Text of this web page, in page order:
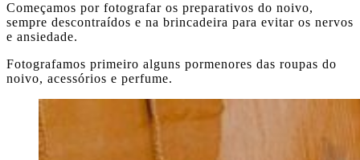
Começamos por fotografar os preparativos do noivo,
sempre descontraídos e na brincadeira para evitar os nervos
e ansiedade.
Fotografamos primeiro alguns pormenores das roupas do
noivo, acessórios e perfume.